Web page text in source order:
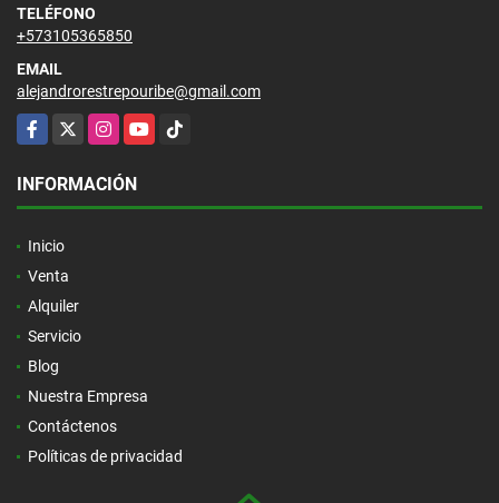
TELÉFONO
+573105365850
EMAIL
alejandrorestrepouribe@gmail.com
Facebook
X InstagramYouTubeTikTok
INFORMACIÓN
Inicio
Venta
Alquiler
Servicio
Blog
Nuestra Empresa
Contáctenos
Políticas de privacidad